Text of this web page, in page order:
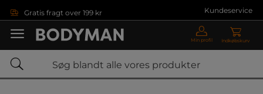
Gratis fragt over 199 kr Kundeservice
Min profil Indkøbskurv